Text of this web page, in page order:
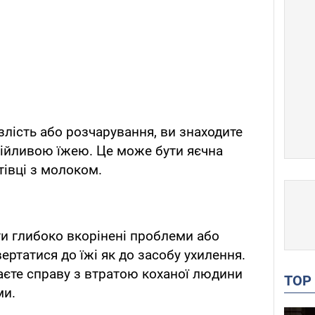
або розчарування, ви знаходите
їжею. Це може бути яєчна
з молоком.
глибоко вкорінені проблеми або
до їжі як до засобу ухилення.
справу з втратою коханої людини